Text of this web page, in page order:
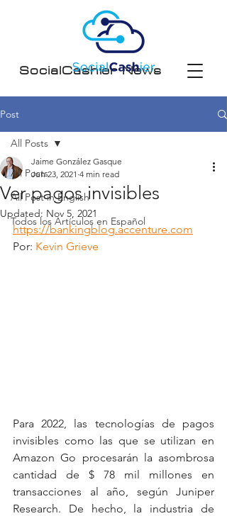
SocialCashier News
Post
All Posts
All Post in English
Todos los Artículos en Español
All Posts
Ver pagos invisibles
Jaime González Gasque
Jun 23, 2021 4 min read
Updated: Nov 5, 2021
https://bankingblog.accenture.com
Por: Kevin Grieve
Para 2022, las tecnologías de pagos
invisibles como las que se utilizan en
Amazon Go procesarán la asombrosa
cantidad de $ 78 mil millones en
transacciones al año, según Juniper
Research. De hecho, la industria de